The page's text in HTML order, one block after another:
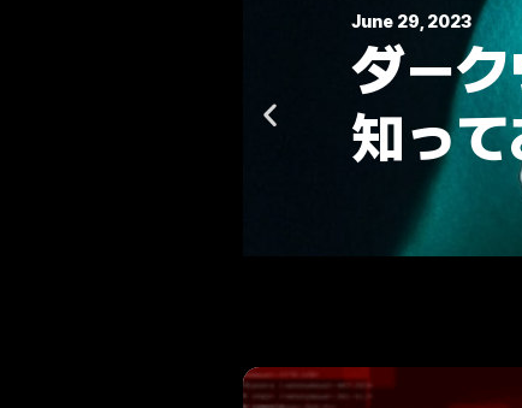
ダークウェブモ
知っておくべき